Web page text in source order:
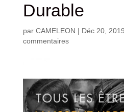
Durable
par CAMELEON | Déc 20, 2019
commentaires